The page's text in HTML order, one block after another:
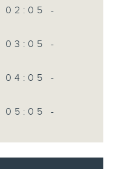
02:05 -
03:05 -
04:05 -
05:05 -